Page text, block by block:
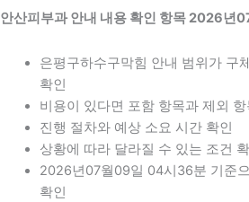
안산피부과 안내 내용 확인 항목 2026
은평구하수구막힘 안내 범위가 구
확인
비용이 있다면 포함 항목과 제외
진행 절차와 예상 소요 시간 확인
상황에 따라 달라질 수 있는 조건
2026년07월09일 04시36분 기준
확인